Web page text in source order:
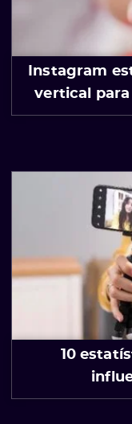
Instagram
vertical
10